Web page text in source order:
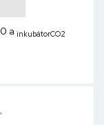
a inkubátorCO2